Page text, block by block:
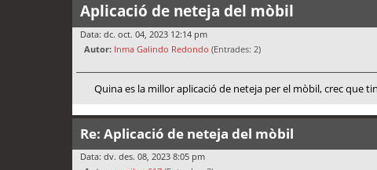
Aplicació de neteja del mòbil
Data: dc. oct. 04, 2023 12:14 pm
Autor: Inma Galindo Redondo (Entrades: 2)
Quina es la millor aplicació de neteja per el mòbil, crec que
Re: Aplicació de neteja del mòbil
Data: dv. des. 08, 2023 8:05 pm